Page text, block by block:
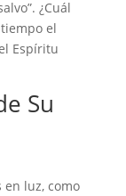
¿Cuál
el
Espíritu
Su
en luz, como